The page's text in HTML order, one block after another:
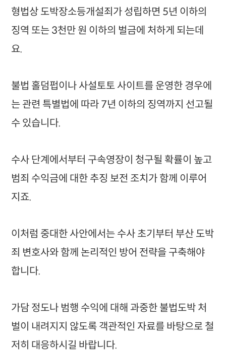
형법상 도박장소등개설죄가 성립하면 5년 이하의
징역 또는 3천만 원 이하의 벌금에 처하게 되는데
요.
불법 홀덤펍이나 사설토토 사이트를 운영한 경우에
는 관련 특별법에 따라 7년 이하의 징역까지 선고될
수 있습니다.
수사 단계에서부터 구속영장이 청구될 확률이 높고
범죄 수익금에 대한 추징 보전 조치가 함께 이루어
지죠.
이처럼 중대한 사안에서는 수사 초기부터 부산 도박
죄 변호사와 함께 논리적인 방어 전략을 구축해야
합니다.
가담 정도나 범행 수익에 대해 과중한 불법도박 처
벌이 내려지지 않도록 객관적인 자료를 바탕으로 철
저히 대응하시길 바랍니다.